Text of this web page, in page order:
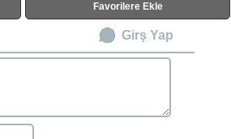
Favorilere Ekle
Girş Yap